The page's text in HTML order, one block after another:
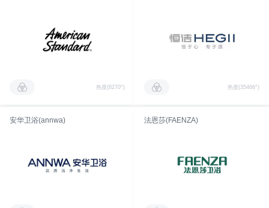
热度(8270°) 热度(35466°)
安华卫浴(annwa) 法恩莎(FAENZA)